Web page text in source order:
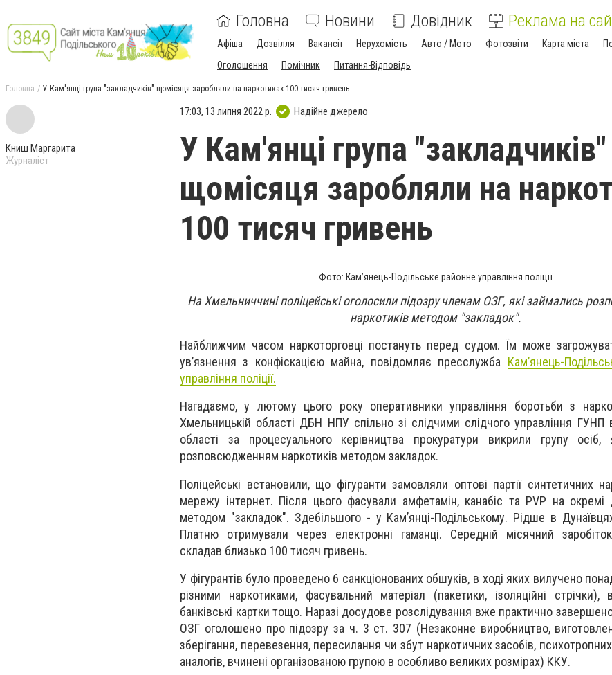
Головна Новини Довідник Реклама на
Афіша Дозвілля Вакансії Нерухомість Авто / Мото Фотозвіти Карта міста
Оголошення
Помічник Питання-Відповідь
Головна У Кам'янці група "закладчиків" щомісяця заробляли на наркотиках 100 тисяч гривень
Книш Маргарита
Журналіст
17:03, 13 липня 2022 р. Надійне джерело
У Кам'янці група "закладчиків"
щомісяця заробляли на
100 тисяч гривень
Фото: Кам’янець-Подільське районне управління поліції
На Хмельниччині поліцейські оголосили підозру членам ОЗГ, які займались
наркотиків методом "закладок".
Найближчим часом наркоторговці постануть перед судом. Їм може
ув’язнення з конфіскацією майна, повідомляє пресслужба Кам’янець-
управління поліції.
Нагадаємо, у лютому цього року оперативники управління боротьби з
Хмельницькій області ДБН НПУ спільно зі слідчими слідчого управління ГУНП
області за процесуального керівництва прокуратури викрили групу осіб,
розповсюдженням наркотиків методом закладок.
Поліцейські встановили, що фігуранти замовляли оптові партії синтетичних
мережу інтернет. Після цього фасували амфетамін, канабіс та PVP на окремі
методом "закладок". Здебільшого - у Кам’янці-Подільському. Рідше в
Платню отримували через електронні гаманці. Середній місячний
складав близько 100 тисяч гривень.
У фігурантів було проведено 6 санкціонованих обшуків, в ході яких вилучено
різними наркотиками, фасувальний матеріал (пакетики, ізоляційні стрічки),
банківські картки тощо. Наразі досудове розслідування вже практично
ОЗГ оголошено про підозру за ч. 3 ст. 307 (Незаконне виробництво,
зберігання, перевезення, пересилання чи збут наркотичних засобів,
аналогів, вчинені організованою групою в особливо великих розмірах) ККУ.